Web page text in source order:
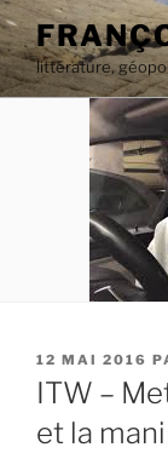
Aller
au
contenu
principal
littérature,
PUBLIÉ
LE
12 MAI 2016
ITW –
et la